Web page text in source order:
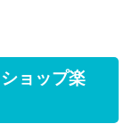
ョップ楽